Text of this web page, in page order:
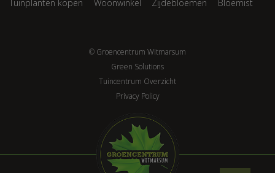
Tuinplanten kopen
Woonwinkel Zijdebloemen Bloemist
© Groencentrum Witmarsum
Green Solutions
Tuincentrum Overzicht
Privacy Policy